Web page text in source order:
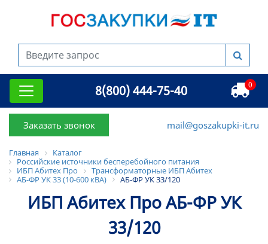
8(800) 444-75-40 0
Заказать звонок mail@goszakupki-it.ru
Главная
Каталог
Российские источники бесперебойного питания
ИБП Абитех Про
Трансформаторные ИБП Абитех
АБ-ФР УК 33 (10-600 кВА)
АБ-ФР УК 33/120
ИБП Абитех Про АБ-ФР УК
33/120